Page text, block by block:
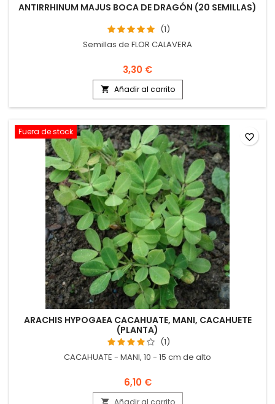
ANTIRRHINUM MAJUS BOCA DE DRAGÓN (20 SEMILLAS)
(1)
Semillas de FLOR CALAVERA
3,30 €
 Añadir al carrito
Fuera de stock
ARACHIS HYPOGAEA CACAHUATE, MANI, CACAHUETE
(PLANTA)
(1)
CACAHUATE - MANI, 10 - 15 cm de alto
6,10 €
 Añadir al carrito
favorite_border